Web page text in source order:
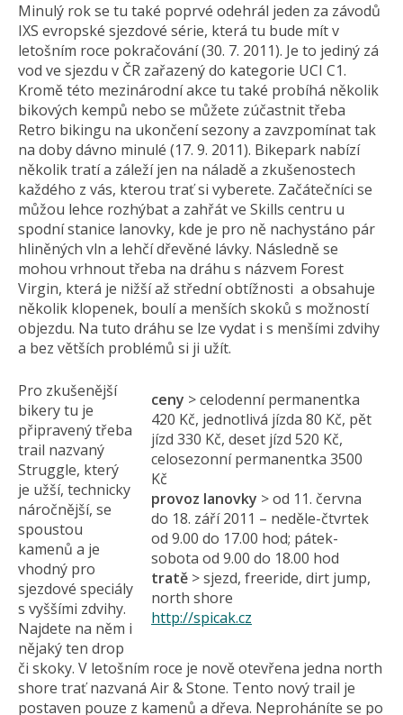
Minulý rok se tu také poprvé odehrál jeden za závodů
IXS evropské sjezdové série, která tu bude mít v
letošním roce pokračování (30. 7. 2011). Je to jediný zá
vod ve sjezdu v ČR zařazený do kategorie UCI C1.
Kromě této mezinárodní akce tu také probíhá několik
bikových kempů nebo se můžete zúčastnit třeba
Retro bikingu na ukončení sezony a zavzpomínat tak
na doby dávno minulé (17. 9. 2011). Bikepark nabízí
několik tratí a záleží jen na náladě a zkušenostech
každého z vás, kterou trať si vyberete. Začátečníci se
můžou lehce rozhýbat a zahřát ve Skills centru u
spodní stanice lanovky, kde je pro ně nachystáno pár
hliněných vln a lehčí dřevěné lávky. Následně se
mohou vrhnout třeba na dráhu s názvem Forest
Virgin, která je nižší až střední obtížnosti a obsahuje
několik klopenek, boulí a menších skoků s možností
objezdu. Na tuto dráhu se lze vydat i s menšími zdvihy
a bez větších problémů si ji užít.
ceny > celodenní permanentka
420 Kč, jednotlivá jízda 80 Kč, pět
jízd 330 Kč, deset jízd 520 Kč,
celosezonní permanentka 3500
Kč
provoz lanovky > od 11. června
do 18. září 2011 – neděle-čtvrtek
od 9.00 do 17.00 hod; pátek-
sobota od 9.00 do 18.00 hod
tratě > sjezd, freeride, dirt jump,
north shore
http://spicak.cz
Pro zkušenější
bikery tu je
připravený třeba
trail nazvaný
Struggle, který
je užší, technicky
náročnější, se
spoustou
kamenů a je
vhodný pro
sjezdové speciály
s vyššími zdvihy.
Najdete na něm i
nějaký ten drop
či skoky. V letošním roce je nově otevřena jedna north
shore trať nazvaná Air & Stone. Tento nový trail je
postaven pouze z kamenů a dřeva. Neproháníte se po